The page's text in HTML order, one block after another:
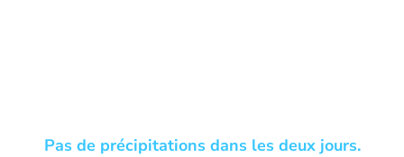
Pas de précipitations dans les deux jours.